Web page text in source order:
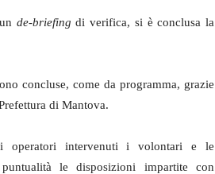
de-briefing di verifica, si è conclusa la
concluse, come da programma, grazie
di Mantova.
intervenuti i volontari e le
le disposizioni impartite con